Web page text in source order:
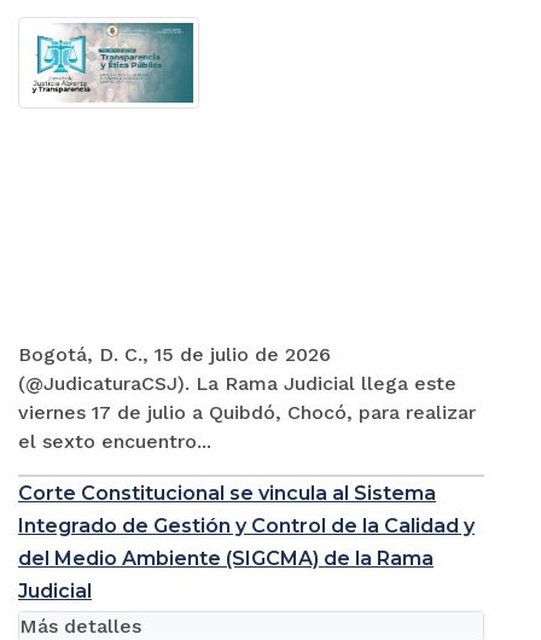
Bogotá, D. C., 15 de julio de 2026
(@JudicaturaCSJ). La Rama Judicial llega este
viernes 17 de julio a Quibdó, Chocó, para realizar
el sexto encuentro...
Corte Constitucional se vincula al Sistema
Integrado de Gestión y Control de la Calidad y
del Medio Ambiente (SIGCMA) de la Rama
Judicial
Más detalles